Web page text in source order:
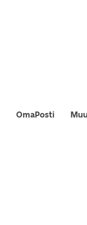
OmaPosti